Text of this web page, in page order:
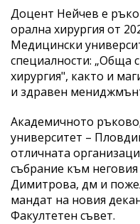
Доцент Нейчев е
орална хирургия от
Медицински
специалности: „Обща
хирургия", както и
и здравен
Академичното
университет –
отличната
събрание към
Димитрова, дм и
мандат на новия
Факултетен съвет.